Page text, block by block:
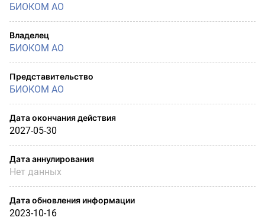
БИОКОМ АО
Владелец
БИОКОМ АО
Представительство
БИОКОМ АО
Дата окончания действия
2027-05-30
Дата аннулирования
Нет данных
Дата обновления информации
2023-10-16